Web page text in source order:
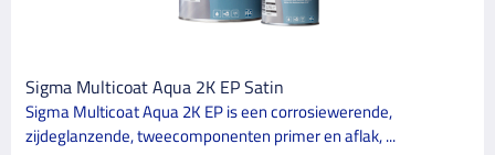
Sigma Multicoat Aqua 2K EP Satin
Sigma Multicoat Aqua 2K EP is een corrosiewerende,
zijdeglanzende, tweecomponenten primer en aflak, ...